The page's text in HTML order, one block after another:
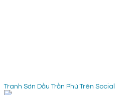
Tranh Sơn Dầu Trần Phú Trên Social